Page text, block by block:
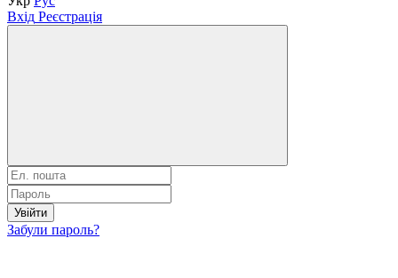
Вхід Реєстрація
Увійти
Забули пароль?